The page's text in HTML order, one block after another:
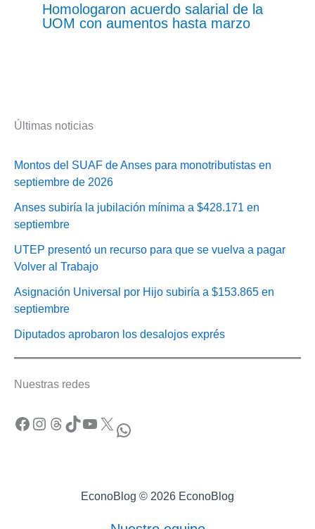
Homologaron acuerdo salarial de la
UOM con aumentos hasta marzo
Últimas noticias
Montos del SUAF de Anses para monotributistas en
septiembre de 2026
Anses subiría la jubilación mínima a $428.171 en
septiembre
UTEP presentó un recurso para que se vuelva a pagar
Volver al Trabajo
Asignación Universal por Hijo subiría a $153.865 en
septiembre
Diputados aprobaron los desalojos exprés
Nuestras redes
Facebook Instagram Threads TikTok YouTube X WhatsApp
EconoBlog © 2026 EconoBlog